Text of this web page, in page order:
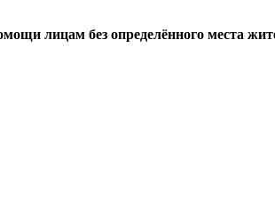
лицам без определённого места